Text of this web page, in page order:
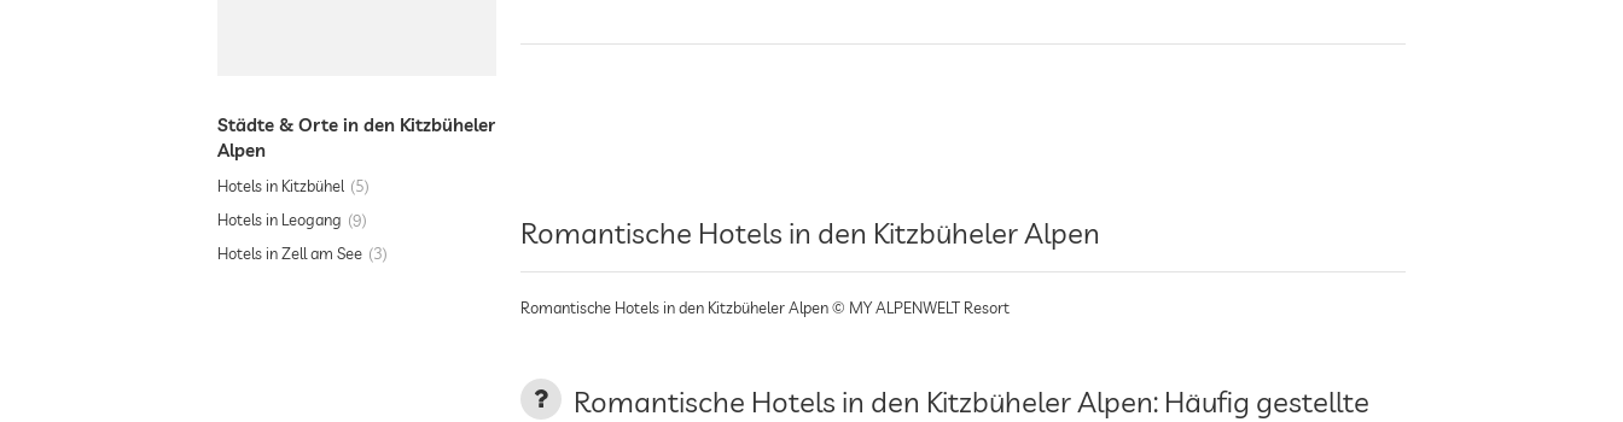
Städte & Orte in den Kitzbüheler
Alpen
Hotels in Kitzbühel
5
Hotels in Leogang
9
Hotels in Zell am See
3
Romantische Hotels in den Kitzbüheler Alpen
Romantische Hotels in den Kitzbüheler Alpen © MY ALPENWELT Resort
Romantische Hotels in den Kitzbüheler Alpen: Häufig gestellte